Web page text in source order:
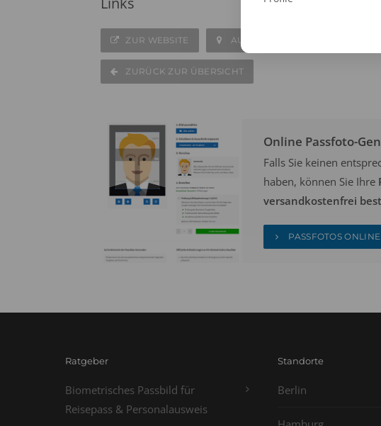
ZUR WEBSITE AUF DER KARTE ANZEIGEN
ZURÜCK ZUR ÜBERSICHT
Online Passfoto-
Falls Sie keinen
haben, können Sie Ihre
versandkostenfrei
PASSFOTOS
Ratgeber
Biometrisches Passbild für
Reisepass & Personalausweis
Standorte
Berlin